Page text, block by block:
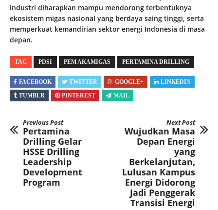
industri diharapkan mampu mendorong terbentuknya
ekosistem migas nasional yang berdaya saing tinggi, serta
memperkuat kemandirian sektor energi Indonesia di masa
depan.
TAG PDSI PEM AKAMIGAS PERTAMINA DRILLING
FACEBOOK TWITTER GOOGLE+
LINKEDIN
TUMBLR
PINTEREST MAIL
Previous Post
Pertamina
Drilling Gelar
HSSE Drilling
Leadership
Development
Program
Next Post
Wujudkan Masa
Depan Energi
yang
Berkelanjutan,
Lulusan Kampus
Energi Didorong
Jadi Penggerak
Transisi Energi